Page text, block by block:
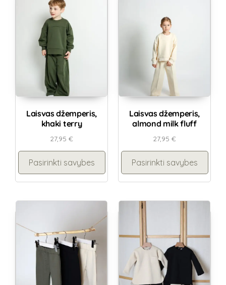
Laisvas džemperis,
khaki terry
27,95 €
Pasirinkti savybes
Laisvas džemperis,
almond milk fluff
27,95 €
Pasirinkti savybes